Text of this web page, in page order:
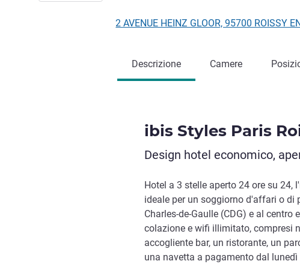
2 AVENUE HEINZ GLOOR, 95700 ROISSY
Descrizione Camere
ibis Styles Paris
Design hotel economico,
Hotel a 3 stelle aperto 24 ore su 24,
ideale per un soggiorno d'affari o di
Charles-de-Gaulle (CDG) e al
colazione e wifi illimitato, compresi
accogliente bar, un ristorante, un
una navetta a pagamento dal